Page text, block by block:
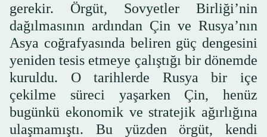
gerekir. Örgüt, Sovyetler Birliği’nin
dağılmasının ardından Çin ve Rusya’nın
Asya coğrafyasında beliren güç dengesini
yeniden tesis etmeye çalıştığı bir dönemde
kuruldu. O tarihlerde Rusya bir içe
çekilme süreci yaşarken Çin, henüz
bugünkü ekonomik ve stratejik ağırlığına
ulaşmamıştı. Bu yüzden örgüt, kendi